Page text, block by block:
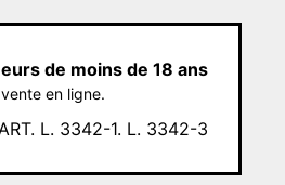
de moins de 18 ans
en ligne.
L. 3342-1. L. 3342-3